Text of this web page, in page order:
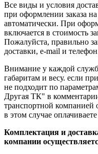
Все виды и условия
при оформлении заказа
автоматически. При
включается в стоимость
Пожалуйста, правильно
доставки, e-mail и
Внимание у каждой
габаритам и весу. если
не подходит по
Другая ТК" в
транспортной компанией
в этом случае
Комплектация и
компании